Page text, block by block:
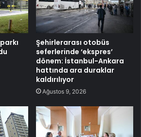
Şehirlerarası otobüs
seferlerinde ‘ekspres’
dönem: İstanbul-Ankara
hattında ara duraklar
kaldırılıyor
Ağustos 9, 2026